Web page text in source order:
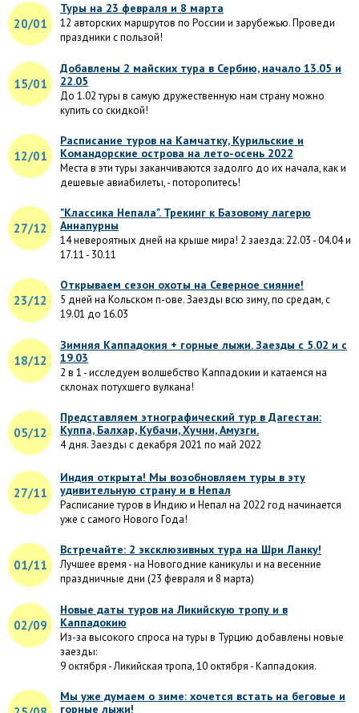
20/01
Туры на 23 февраля и 8 марта
12 авторских маршрутов по России и зарубежью. Проведи
праздники с пользой!
15/01
Добавлены 2 майских тура в Сербию, начало 13.05 и
22.05
До 1.02 туры в самую дружественную нам страну можно
купить со скидкой!
12/01
Расписание туров на Камчатку, Курильские и
Командорские острова на лето-осень 2022
Места в эти туры заканчиваются задолго до их начала, как и
дешевые авиабилеты, - поторопитесь!
27/12
"Классика Непала". Трекинг к Базовому лагерю
Аннапурны
14 невероятных дней на крыше мира! 2 заезда: 22.03 - 04.04 и
17.11 - 30.11
23/12
Открываем сезон охоты на Северное сияние!
5 дней на Кольском п-ове. Заезды всю зиму, по средам, с
19.01 до 16.03
18/12
Зимняя Каппадокия + горные лыжи. Заезды с 5.02 и с
19.03
2 в 1 - исследуем волшебство Каппадокии и катаемся на
склонах потухшего вулкана!
05/12
Представляем этнографический тур в Дагестан:
Куппа, Балхар, Кубачи, Хучни, Амузги.
4 дня. Заезды с декабря 2021 по май 2022
27/11
Индия открыта! Мы возобновляем туры в эту
удивительную страну и в Непал
Расписание туров в Индию и Непал на 2022 год начинается
уже с самого Нового Года!
01/11
Встречайте: 2 эксклюзивных тура на Шри Ланку!
Лучшее время - на Новогодние каникулы и на весенние
праздничные дни (23 февраля и 8 марта)
02/09
Новые даты туров на Ликийскую тропу и в
Каппадокию
Из-за высокого спроса на туры в Турцию добавлены новые
заезды:
9 октября - Ликийская тропа, 10 октября - Каппадокия.
Мы уже думаем о зиме: хочется встать на беговые и
горные лыжи!